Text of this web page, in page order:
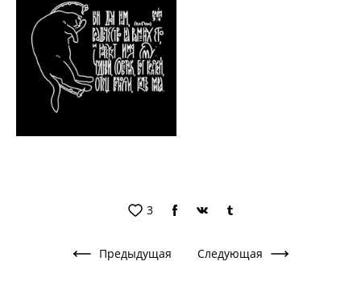
3
Предыдущая Следующая